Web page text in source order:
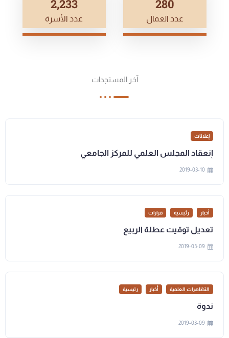
314
عدد العمال
2,500
عدد الأسرة
آخر المستجدات
إعلانات
إنعقاد المجلس العلمي للمركز الجامعي
2019-03-10
أخبار رئيسية قرارات
تعديل توقيت عطلة الربيع
2019-03-09
التظاهرات العلمية أخبار رئيسية
ندوة
2019-03-09